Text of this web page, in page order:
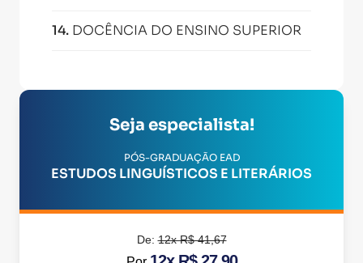
14. DOCÊNCIA DO ENSINO SUPERIOR
Seja especialista!
PÓS-GRADUAÇÃO EAD
ESTUDOS LINGUÍSTICOS E LITERÁRIOS
De:12x R$ 41,67